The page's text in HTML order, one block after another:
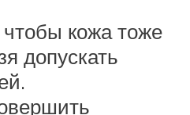
кожа тоже
допускать